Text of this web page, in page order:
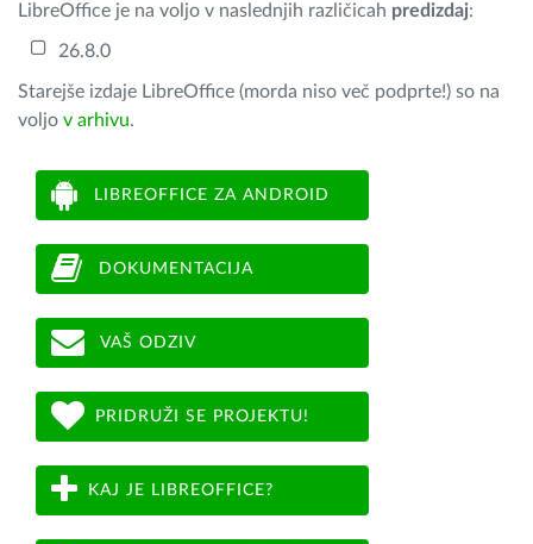
LibreOffice je na voljo v naslednjih različicah predizdaj:
26.8.0
Starejše izdaje LibreOffice (morda niso več podprte!) so na
voljo v arhivu.
LIBREOFFICE ZA ANDROID
DOKUMENTACIJA
VAŠ ODZIV
PRIDRUŽI SE PROJEKTU!
KAJ JE LIBREOFFICE?